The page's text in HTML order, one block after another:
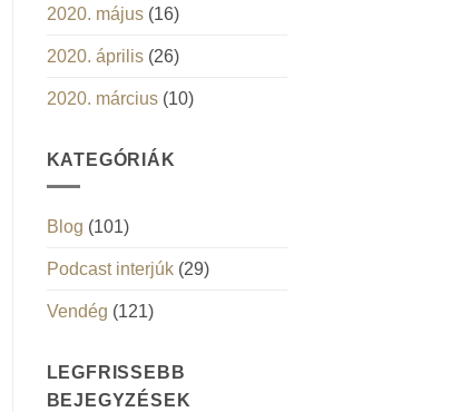
2020. május(16)
2020. április(26)
2020. március(10)
KATEGÓRIÁK
Blog (101)
Podcast interjúk(29)
Vendég (121)
LEGFRISSEBB
BEJEGYZÉSEK